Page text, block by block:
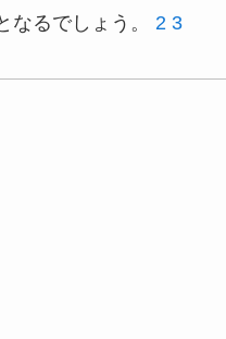
なるでしょう。 2 3